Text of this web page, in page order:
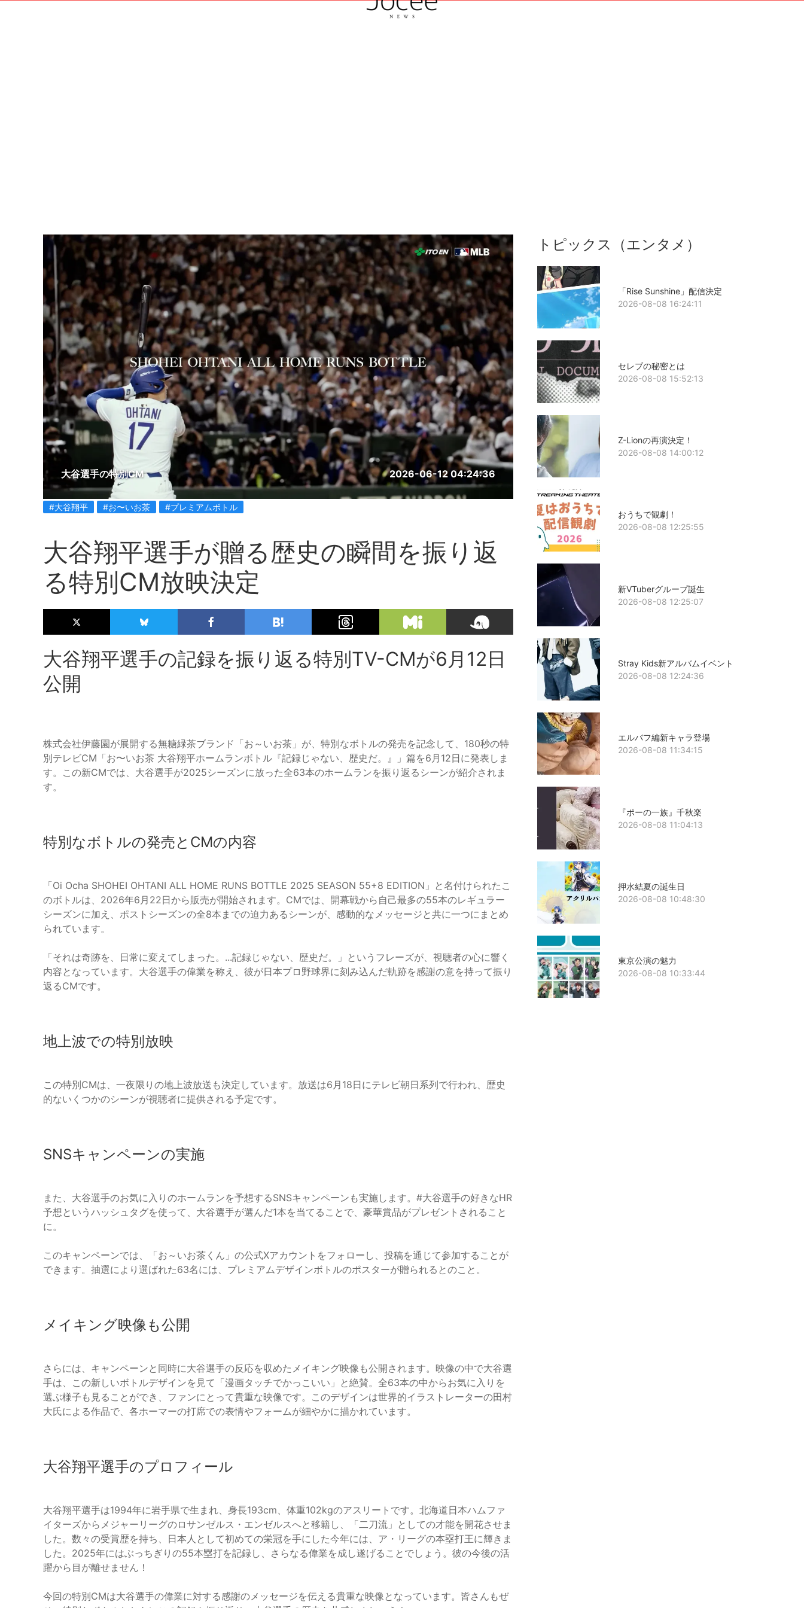
大谷選手の特別CM 2026-06-12 04:24:36
#大谷翔平 #お〜いお茶 #プレミアムボトル
大谷翔平選手が贈る歴史の瞬間を振り返
る特別CM放映決定
大谷翔平選手の記録を振り返る特別TV-CMが6月12日
公開
株式会社伊藤園が展開する無糖緑茶ブランド「お～いお茶」が、特別なボトルの発売を記念して、180秒の特
別テレビCM「お〜いお茶 大谷翔平ホームランボトル『記録じゃない、歴史だ。』」篇を6月12日に発表しま
す。この新CMでは、大谷選手が2025シーズンに放った全63本のホームランを振り返るシーンが紹介されま
す。
特別なボトルの発売とCMの内容
「Oi Ocha SHOHEI OHTANI ALL HOME RUNS BOTTLE 2025 SEASON 55+8 EDITION」と名付けられたこ
のボトルは、2026年6月22日から販売が開始されます。CMでは、開幕戦から自己最多の55本のレギュラー
シーズンに加え、ポストシーズンの全8本までの迫力あるシーンが、感動的なメッセージと共に一つにまとめ
られています。
「それは奇跡を、日常に変えてしまった。...記録じゃない、歴史だ。」というフレーズが、視聴者の心に響く
内容となっています。大谷選手の偉業を称え、彼が日本プロ野球界に刻み込んだ軌跡を感謝の意を持って振り
返るCMです。
地上波での特別放映
この特別CMは、一夜限りの地上波放送も決定しています。放送は6月18日にテレビ朝日系列で行われ、歴史
的ないくつかのシーンが視聴者に提供される予定です。
SNSキャンペーンの実施
また、大谷選手のお気に入りのホームランを予想するSNSキャンペーンも実施します。#大谷選手の好きなHR
予想というハッシュタグを使って、大谷選手が選んだ1本を当てることで、豪華賞品がプレゼントされること
に。
このキャンペーンでは、「お～いお茶くん」の公式Xアカウントをフォローし、投稿を通じて参加することが
できます。抽選により選ばれた63名には、プレミアムデザインボトルのポスターが贈られるとのこと。
メイキング映像も公開
さらには、キャンペーンと同時に大谷選手の反応を収めたメイキング映像も公開されます。映像の中で大谷選
手は、この新しいボトルデザインを見て「漫画タッチでかっこいい」と絶賛。全63本の中からお気に入りを
選ぶ様子も見ることができ、ファンにとって貴重な映像です。このデザインは世界的イラストレーターの田村
大氏による作品で、各ホーマーの打席での表情やフォームが細やかに描かれています。
大谷翔平選手のプロフィール
大谷翔平選手は1994年に岩手県で生まれ、身長193cm、体重102kgのアスリートです。北海道日本ハムファ
イターズからメジャーリーグのロサンゼルス・エンゼルスへと移籍し、「二刀流」としての才能を開花させま
した。数々の受賞歴を持ち、日本人として初めての栄冠を手にした今年には、ア・リーグの本塁打王に輝きま
した。2025年にはぶっちぎりの55本塁打を記録し、さらなる偉業を成し遂げることでしょう。彼の今後の活
躍から目が離せません！
今回の特別CMは大谷選手の偉業に対する感謝のメッセージを伝える貴重な映像となっています。皆さんもぜ
トピックス（エンタメ）
「Rise Sunshine」配信決定
2026-08-08 16:24:11
セレブの秘密とは
2026-08-08 15:52:13
Z-Lionの再演決定！
2026-08-08 14:00:12
おうちで観劇！
2026-08-08 12:25:55
新VTuberグループ誕生
2026-08-08 12:25:07
Stray Kids新アルバムイベント
2026-08-08 12:24:36
エルバフ編新キャラ登場
2026-08-08 11:34:15
『ポーの一族』千秋楽
2026-08-08 11:04:13
押水結夏の誕生日
2026-08-08 10:48:30
東京公演の魅力
2026-08-08 10:33:44